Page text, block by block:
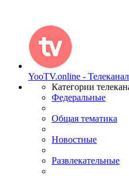
YooTV.online -
Категории
Федеральные
Общая тематика
Новостные
Развлекательные